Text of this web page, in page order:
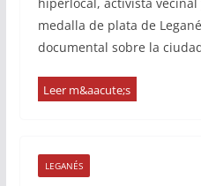
medalla de plata de
documental sobre la
LEGANÉS